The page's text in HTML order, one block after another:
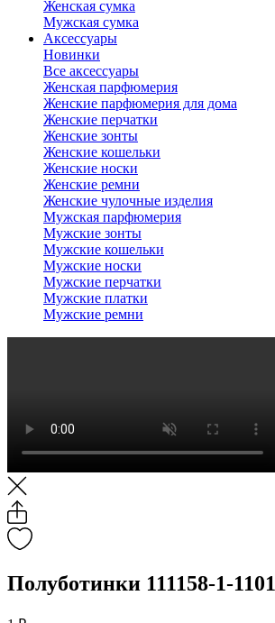
Женская сумка
Мужская сумка
Аксессуары
Новинки
Все аксессуары
Женская парфюмерия
Женские парфюмерия для дома
Женские перчатки
Женские зонты
Женские кошельки
Женские носки
Женские ремни
Женские чулочные изделия
Мужская парфюмерия
Мужские зонты
Мужские кошельки
Мужские носки
Мужские перчатки
Мужские платки
Мужские ремни
Полуботинки 111158-1-1101